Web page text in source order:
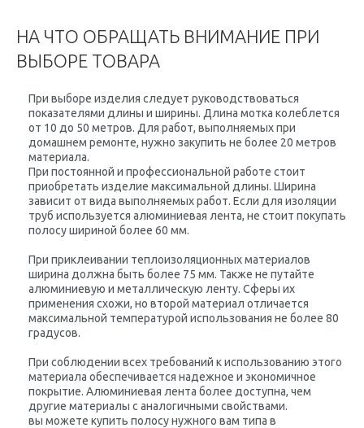
НА ЧТО ОБРАЩАТЬ ВНИМАНИЕ ПРИ
ВЫБОРЕ ТОВАРА
При выборе изделия следует руководствоваться
показателями длины и ширины. Длина мотка колеблется
от 10 до 50 метров. Для работ, выполняемых при
домашнем ремонте, нужно закупить не более 20 метров
материала.
При постоянной и профессиональной работе стоит
приобретать изделие максимальной длины. Ширина
зависит от вида выполняемых работ. Если для изоляции
труб используется алюминиевая лента, не стоит покупать
полосу шириной более 60 мм.
При приклеивании теплоизоляционных материалов
ширина должна быть более 75 мм. Также не путайте
алюминиевую и металлическую ленту. Сферы их
применения схожи, но второй материал отличается
максимальной температурой использования не более 80
градусов.
При соблюдении всех требований к использованию этого
материала обеспечивается надежное и экономичное
покрытие. Алюминиевая лента более доступна, чем
другие материалы с аналогичными свойствами.
вы можете купить полосу нужного вам типа в